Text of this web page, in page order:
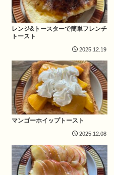
レンジ&トースターで簡単フレンチ
トースト
2025.12.19
マンゴーホイップトースト
2025.12.08